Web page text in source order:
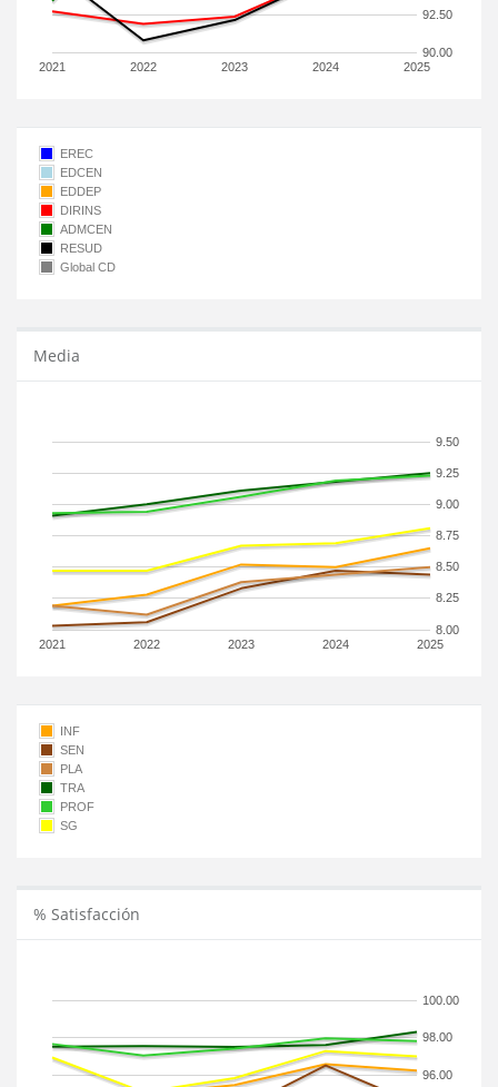
2021 2022 2023 2024 2025
90.00
92.50
EREC
EDCEN
EDDEP
DIRINS
ADMCEN
RESUD
Global CD
Media
2021 2022 2023 2024 2025
8.00
8.25
8.50
8.75
9.00
9.25
9.50
INF
SEN
PLA
TRA
PROF
SG
% Satisfacción
96.00
98.00
100.00